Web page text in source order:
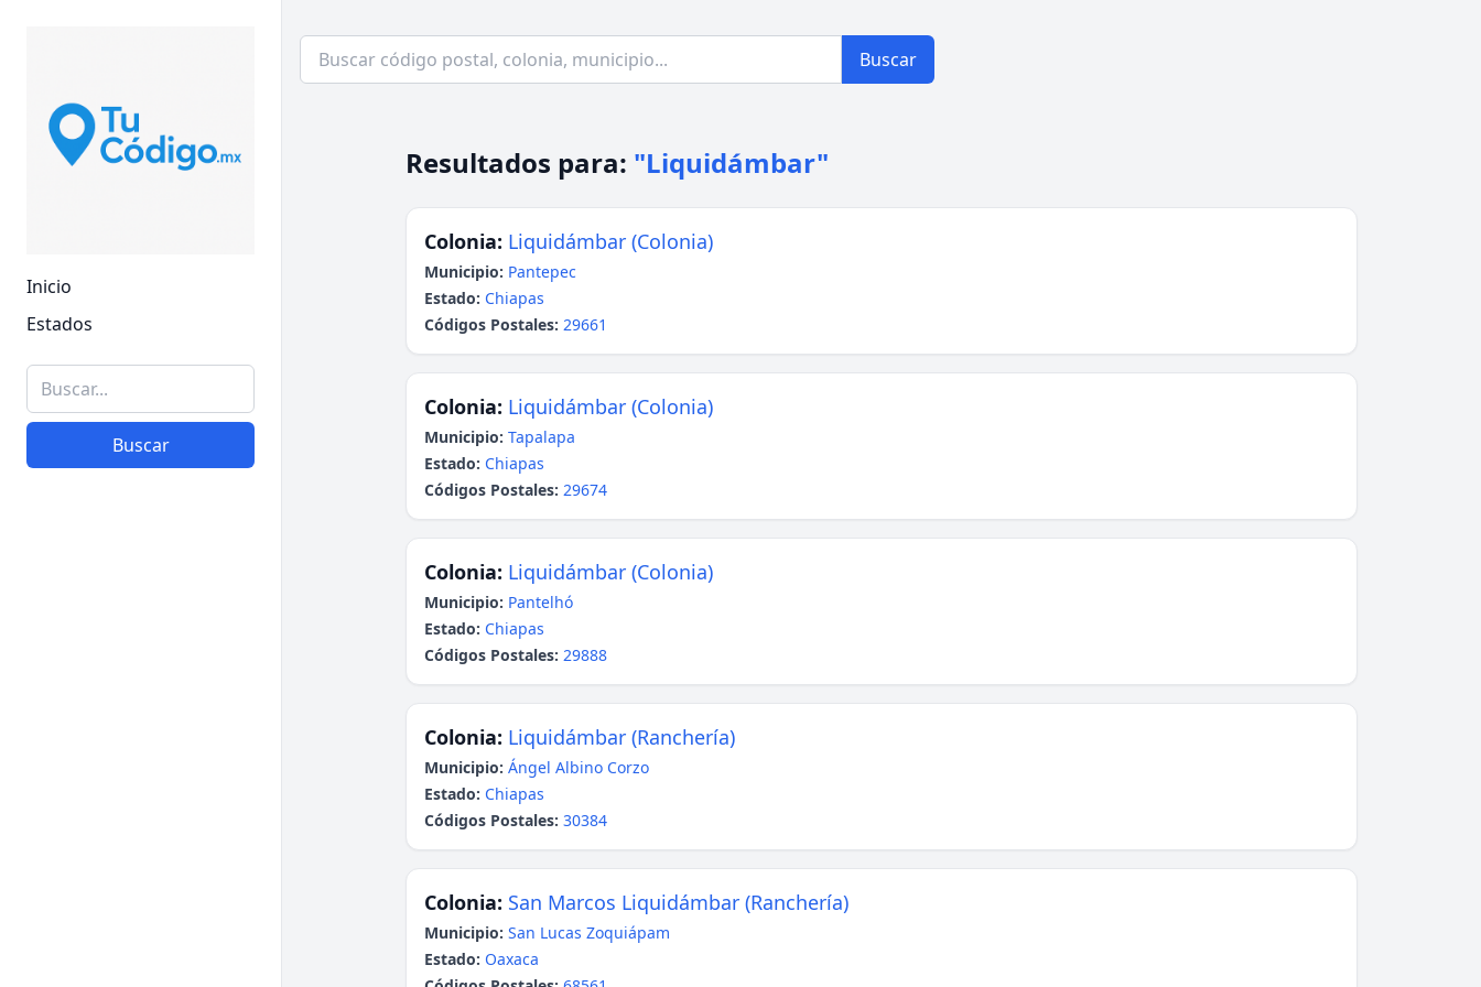
Inicio
Estados
Buscar
Buscar
Resultados para: "Liquidámbar"
Colonia: Liquidámbar (Colonia)
Municipio: Pantepec
Estado: Chiapas
Códigos Postales: 29661
Colonia: Liquidámbar (Colonia)
Municipio: Tapalapa
Estado: Chiapas
Códigos Postales: 29674
Colonia: Liquidámbar (Colonia)
Municipio: Pantelhó
Estado: Chiapas
Códigos Postales: 29888
Colonia: Liquidámbar (Ranchería)
Municipio: Ángel Albino Corzo
Estado: Chiapas
Códigos Postales: 30384
Colonia: San Marcos Liquidámbar (Ranchería)
Municipio: San Lucas Zoquiápam
Estado: Oaxaca